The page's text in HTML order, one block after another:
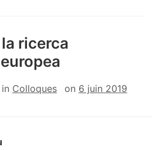
ricerca
in Colloques on 6 juin 2019